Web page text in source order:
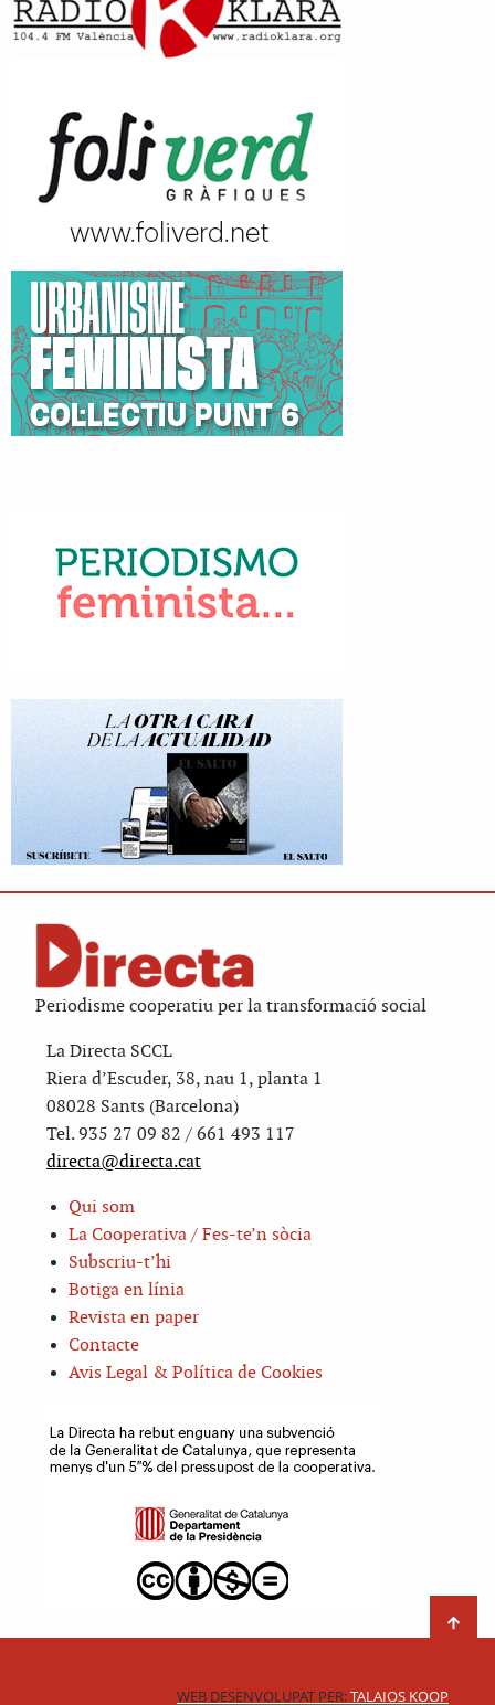
Periodisme cooperatiu per la transformació social
La Directa SCCL
Riera d’Escuder, 38, nau 1, planta 1
08028 Sants (Barcelona)
Tel. 935 27 09 82 / 661 493 117
directa@directa.cat
Qui som
La Cooperativa / Fes-te’n sòcia
Subscriu-t’hi
Botiga en línia
Revista en paper
Contacte
Avis Legal & Política de Cookies
WEB DESENVOLUPAT PER:TALAIOS KOOP